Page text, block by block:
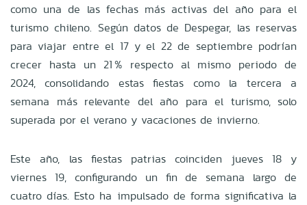
como una de las fechas más activas del año para el
turismo chileno. Según datos de Despegar, las reservas
para viajar entre el 17 y el 22 de septiembre podrían
crecer hasta un 21 % respecto al mismo periodo de
2024, consolidando estas fiestas como la tercera a
semana más relevante del año para el turismo, solo
superada por el verano y vacaciones de invierno.
Este año, las fiestas patrias coinciden jueves 18 y
viernes 19, configurando un fin de semana largo de
cuatro días. Esto ha impulsado de forma significativa la